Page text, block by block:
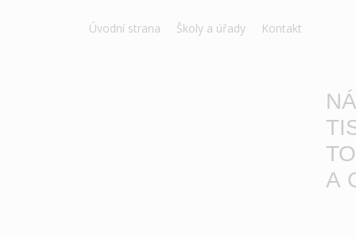
Úvodní strana Školy a úřady Kontakt
A